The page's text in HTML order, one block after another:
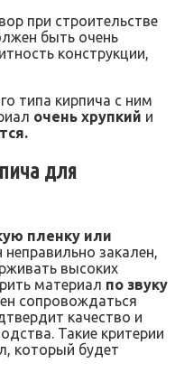
при строительстве
быть очень
конструкции,
типа кирпича с ним
очень хрупкий и
для
пленку или
закален,
высоких
материал по звуку
сопровождаться
качество и
Такие критерии
который будет